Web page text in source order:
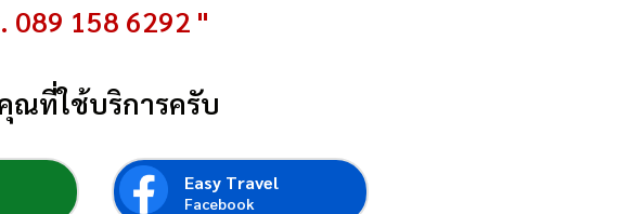
089 158 6292 "
ณที่ใช้บริการครับ
Easy Travel
Facebook